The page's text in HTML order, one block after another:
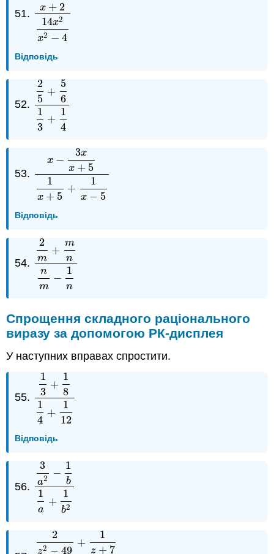
51.
x + 2
14x2
x2 − 4
7xx+214
Відповідь
52.
2
5
+
5
6
1
3
+
1
4
25+561
53.
x −
3x
x + 5
1
x + 5
+
1
x − 5
x−3xx+51x+5+1
Відповідь
54.
2
m
+
m
n
n
m
−
1
n
2m+mnnm
Спрощення складного раціонального
виразу за допомогою РК-дисплея
У наступних вправах спростити.
55.
1
3
+
1
8
1
4
+
1
12
13+1814
Відповідь
56.
3
a2 −
1
b
1
a
+
1
b2
3a2−1b1
2
z2 − 49
+
1
z + 7